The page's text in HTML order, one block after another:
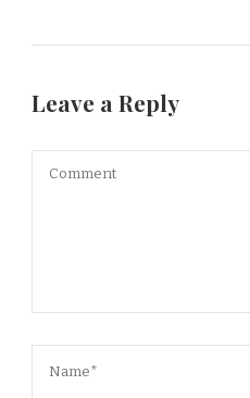
Leave a Reply